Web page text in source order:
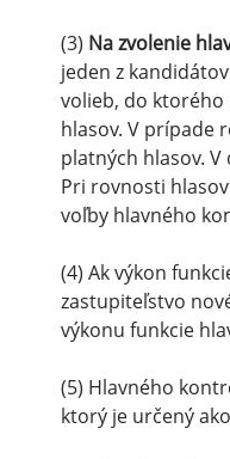
(3) Na zvolenie
jeden z
volieb, do ktorého
hlasov. V prípade
platných hlasov.
Pri rovnosti
voľby hlavného
(4) Ak výkon
zastupiteľstvo
výkonu funkcie
(5) Hlavného
ktorý je určený